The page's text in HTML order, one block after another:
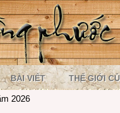
BÀI VIẾT THẾ GIỚI
2026